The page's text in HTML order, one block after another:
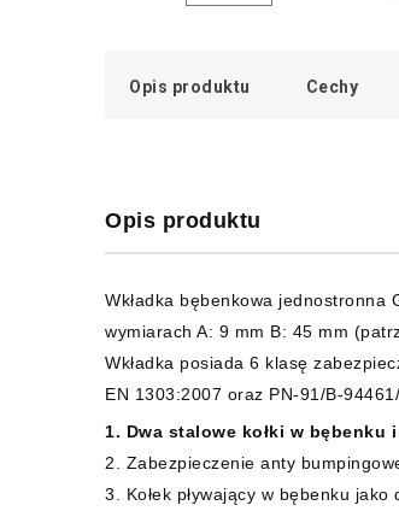
Opis produktu Cechy
Opis produktu
Wkładka bębenkowa jednostronna
wymiarach A: 9 mm B: 45 mm
Wkładka posiada 6 klasę
EN 1303:2007 oraz PN-91/B-
1. Dwa stalowe kołki w bębenku
2. Zabezpieczenie anty
3. Kołek pływający w bębenku